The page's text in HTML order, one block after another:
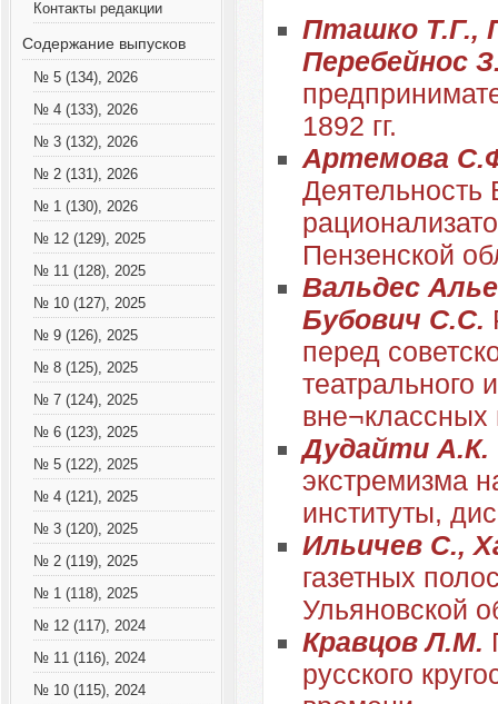
Контакты редакции
Содержание выпусков
№ 5 (134), 2026
№ 4 (133), 2026
№ 3 (132), 2026
№ 2 (131), 2026
№ 1 (130), 2026
№ 12 (129), 2025
№ 11 (128), 2025
№ 10 (127), 2025
№ 9 (126), 2025
№ 8 (125), 2025
№ 7 (124), 2025
№ 6 (123), 2025
№ 5 (122), 2025
№ 4 (121), 2025
№ 3 (120), 2025
№ 2 (119), 2025
№ 1 (118), 2025
№ 12 (117), 2024
№ 11 (116), 2024
№ 10 (115), 2024
Пташко Т.Г.,
Перебейнос
1892 гг.
Артемова
Деятельность
Пензенской
Вальдес
Бубович С.С.
перед
театрального
Дудайти А.К.
экстремизма
институты,
Ильичев С.,
газетных
Ульяновской
Кравцов Л.М.
русского